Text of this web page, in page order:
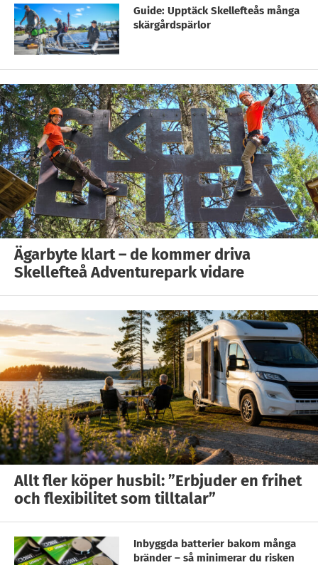
Guide: Upptäck Skellefteås många
skärgårdspärlor
Ägarbyte klart – de kommer driva
Skellefteå Adventurepark vidare
Allt fler köper husbil: ”Erbjuder en frihet
och flexibilitet som tilltalar”
Inbyggda batterier bakom många
bränder – så minimerar du risken